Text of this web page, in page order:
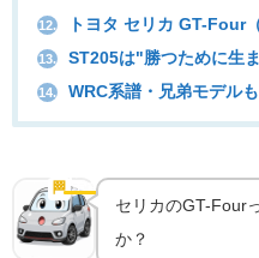
12. トヨタ セリカ GT-Four
13. ST205は"勝つために生
14. WRC系譜・兄弟モデル
🏁 実車の魅力
セリカ最後のGT-
セリカのGT-Four
か？